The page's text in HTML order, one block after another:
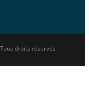
droits réservés